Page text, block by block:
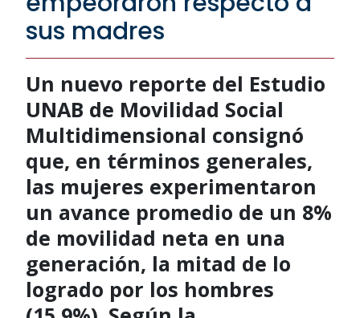
sus madres
Un nuevo reporte del Estudio
UNAB de Movilidad Social
Multidimensional consignó
que, en términos generales,
las mujeres experimentaron
un avance promedio de un 8%
de movilidad neta en una
generación, la mitad de lo
logrado por los hombres